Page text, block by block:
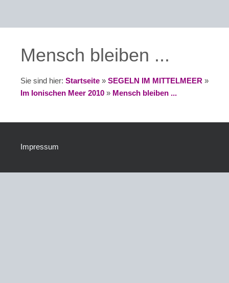
Mensch bleiben ...
Sie sind hier: Startseite » SEGELN IM MITTELMEER »
Im Ionischen Meer 2010 » Mensch bleiben ...
Impressum